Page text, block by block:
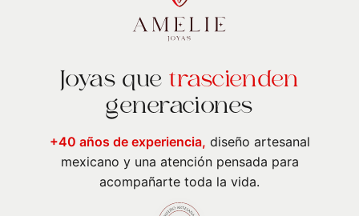
Joyas quetrascienden
generaciones
+40 años de experiencia, diseño artesanal
mexicano y una atención pensada para
acompañarte toda la vida.